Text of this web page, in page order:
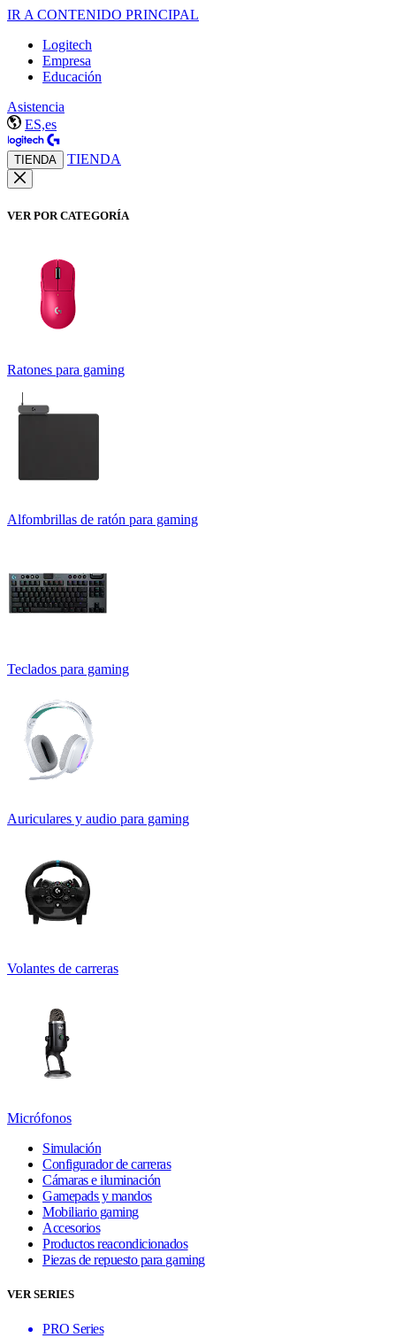
IR A CONTENIDO PRINCIPAL
Logitech
Empresa
Educación
Asistencia
ES,es
TIENDA TIENDA
VER POR CATEGORÍA
Ratones para gaming
Alfombrillas de ratón para gaming
Teclados para gaming
Auriculares y audio para gaming
Volantes de carreras
Micrófonos
Simulación
Configurador de carreras
Cámaras e iluminación
Gamepads y mandos
Mobiliario gaming
Accesorios
Productos reacondicionados
Piezas de repuesto para gaming
VER SERIES
PRO Series